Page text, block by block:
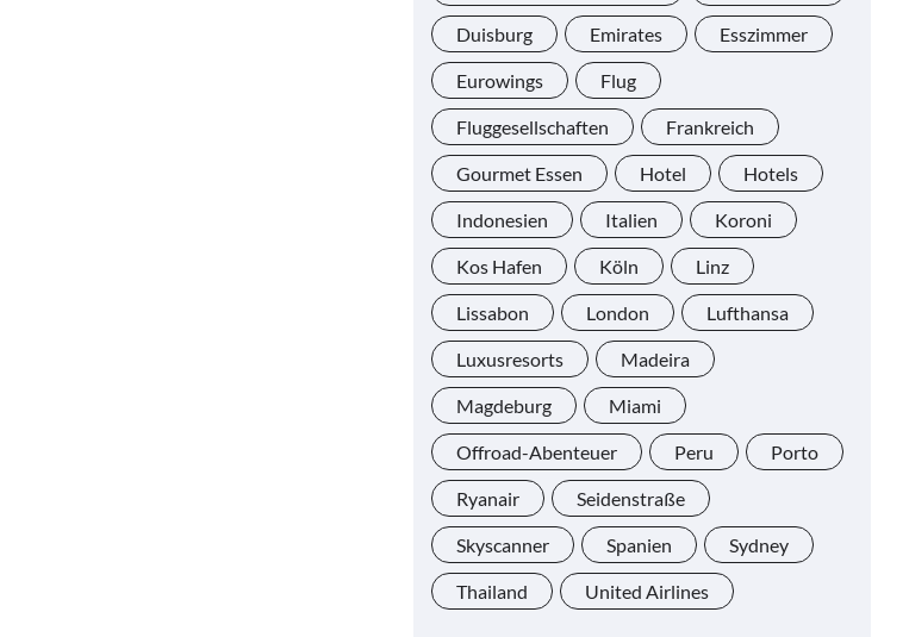
Duisburg Emirates Esszimmer
Eurowings Flug
Fluggesellschaften Frankreich
Gourmet Essen Hotel Hotels
Indonesien Italien Koroni
Kos Hafen Köln Linz
Lissabon London Lufthansa
Luxusresorts Madeira
Magdeburg Miami
Offroad-Abenteuer Peru Porto
Ryanair Seidenstraße
Skyscanner Spanien Sydney
Thailand United Airlines